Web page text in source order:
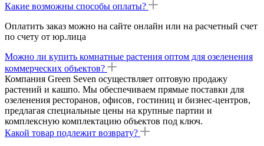
Какие возможны способы оплаты?
Оплатить заказ можно на сайте онлайн или на расчетный счет
по счету от юр.лица
Можно ли купить комнатные растения оптом для озеленения
коммерческих объектов?
Компания Green Seven осуществляет оптовую продажу
растений и кашпо. Мы обеспечиваем прямые поставки для
озеленения ресторанов, офисов, гостиниц и бизнес-центров,
предлагая специальные цены на крупные партии и
комплексную комплектацию объектов под ключ.
Какой товар подлежит возврату?